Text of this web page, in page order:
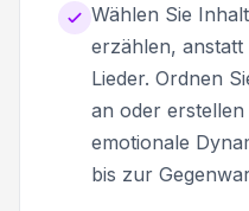
Wählen Sie
erzählen,
Lieder. Ordnen
an oder erstellen
emotionale
bis zur